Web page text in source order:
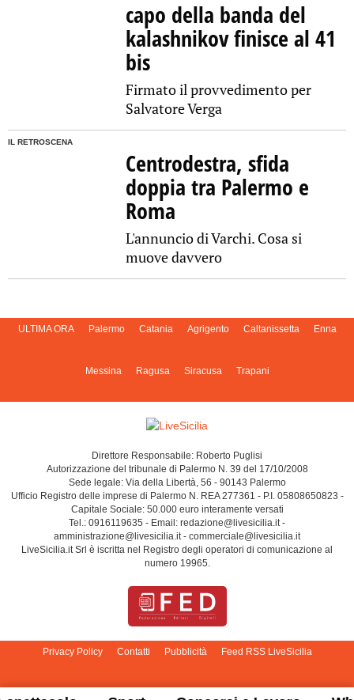
capo della banda del
kalashnikov finisce al 41
bis
Firmato il provvedimento per
Salvatore Verga
IL RETROSCENA
Centrodestra, sfida
doppia tra Palermo e
Roma
L'annuncio di Varchi. Cosa si
muove davvero
ULTIMA ORA Palermo Catania Agrigento Caltanissetta Enna
Messina Ragusa Siracusa Trapani
Direttore Responsabile: Roberto Puglisi
Autorizzazione del tribunale di Palermo N. 39 del 17/10/2008
Sede legale: Via della Libertà, 56 - 90143 Palermo
Ufficio Registro delle imprese di Palermo N. REA 277361 - P.I. 05808650823 -
Capitale Sociale: 50.000 euro interamente versati
Tel.: 0916119635 - Email: redazione@livesicilia.it -
amministrazione@livesicilia.it - commerciale@livesicilia.it
LiveSicilia.it Srl è iscritta nel Registro degli operatori di comunicazione al
numero 19965.
Privacy Policy Contatti Pubblicità Feed RSS LiveSicilia